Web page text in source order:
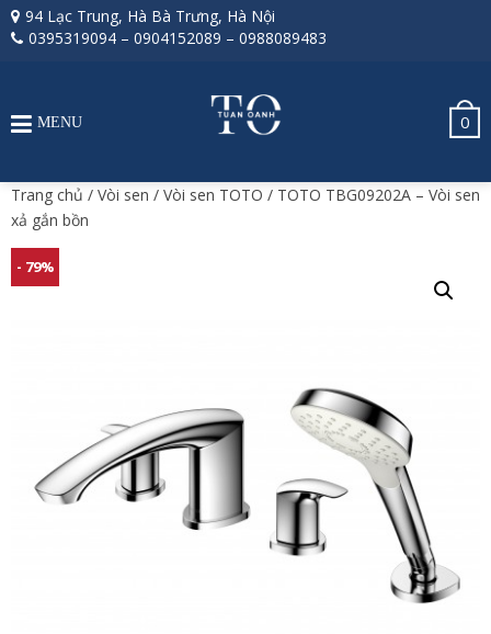
94 Lạc Trung, Hà Bà Trưng, Hà Nội
0395319094 – 0904152089 – 0988089483
0
MENU
Trang chủ / Vòi sen / Vòi sen TOTO / TOTO TBG09202A – Vòi sen
xả gắn bồn
- 79%